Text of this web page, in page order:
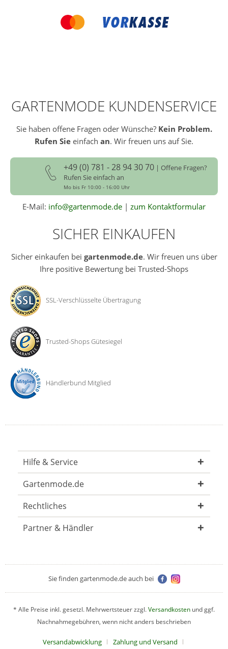
GARTENMODE KUNDENSERVICE
Sie haben offene Fragen oder Wünsche? Kein Problem.
Rufen Sie einfach an. Wir freuen uns auf Sie.
+49 (0) 781 - 28 94 30 70 | Offene Fragen?
Rufen Sie einfach an
Mo bis Fr 10:00 - 16:00 Uhr
E-Mail: info@gartenmode.de | zum Kontaktformular
SICHER EINKAUFEN
Sicher einkaufen bei gartenmode.de. Wir freuen uns über
Ihre positive Bewertung bei Trusted-Shops
SSL-Verschlüsselte Übertragung
Trusted-Shops Gütesiegel
Händlerbund Mitglied
Hilfe & Service
Gartenmode.de
Rechtliches
Partner & Händler
Sie finden gartenmode.de auch bei
* Alle Preise inkl. gesetzl. Mehrwertsteuer zzgl.Versandkosten und ggf.
Nachnahmegebühren, wenn nicht anders beschrieben
Versandabwicklung Zahlung und Versand